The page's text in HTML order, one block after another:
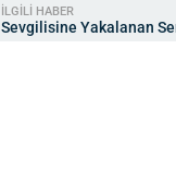
İLGİLİ HABER
Sevgilisine Yakalanan